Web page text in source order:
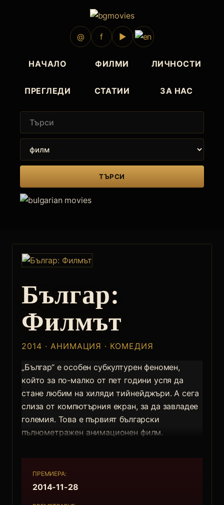
@ f ▶
НАЧАЛО ФИЛМИ ЛИЧНОСТИ
ПРЕГЛЕДИ СТАТИИ ЗА НАС
ТЪРСИ
Българ:
Филмът
2014 · АНИМАЦИЯ · КОМЕДИЯ
„Българ“ е особен субкултурен феномен,
който за по-малко от пет години успя да
стане любим на хиляди тийнейджъри. А сега
слиза от компютърния екран, за да завладее
големия. Това е първият български
пълнометражен анимационен филм.
ПРЕМИЕРА:
2014-11-28